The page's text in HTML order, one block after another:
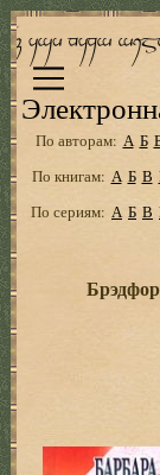
По авторам: А Б
По книгам: А Б В
По сериям: А Б В